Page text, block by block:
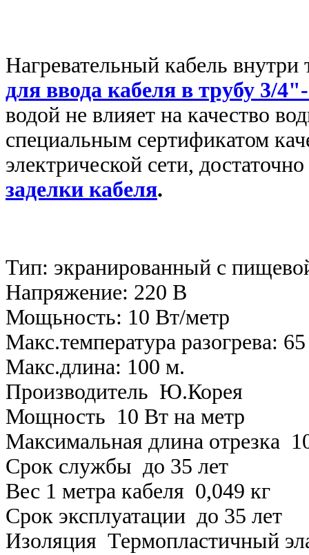
Нагревательный кабель
для ввода кабеля в трубу 3/
водой не влияет на качество
специальным сертификатом
электрической сети,
заделки кабеля.
Тип: экранированный с
Напряжение: 220 В
Мощьность: 10 Вт/метр
Макс.температура разогрева:
Макс.длина: 100 м.
Производитель Ю.Корея
Мощность 10 Вт на метр
Максимальная длина отрезка
Срок службы до 35 лет
Вес 1 метра кабеля 0,049 кг
Срок эксплуатации до 35 лет
Изоляция Термопластичный